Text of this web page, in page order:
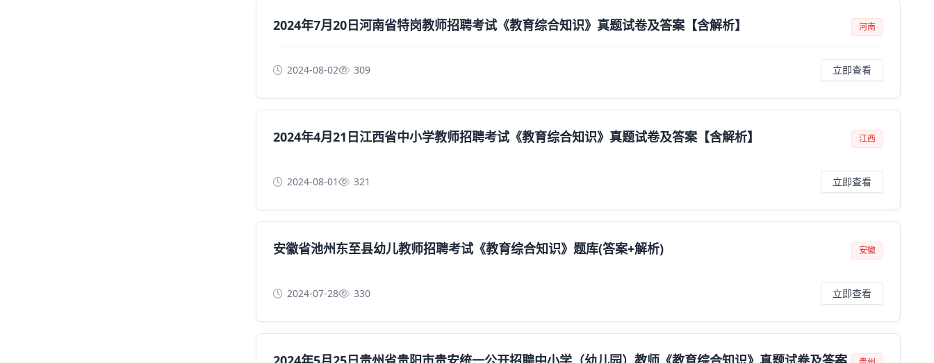
2024年7月20日河南省特岗教师招聘考试《教育综合知识》真题试卷及答案【含解析】 河南
2024-08-02 309 立即查看
2024年4月21日江西省中小学教师招聘考试《教育综合知识》真题试卷及答案【含解析】 江西
2024-08-01 321 立即查看
安徽省池州东至县幼儿教师招聘考试《教育综合知识》题库(答案+解析) 安徽
2024-07-28 330 立即查看